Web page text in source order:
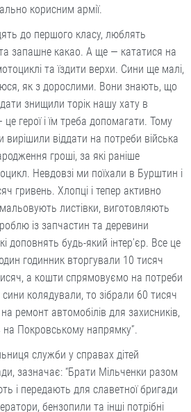
корисним армії.
до першого класу, люблять
запашне какао. А ще — кататися на
та їздити верхи. Сини ще малі,
як з дорослими. Вони знають, що
знищили торік нашу хату в
герої і їм треба допомагати. Тому
вирішили віддати на потреби війська
гроші, за які раніше
Невдовзі ми поїхали в Бурштин і
гривень. Хлопці і тепер активно
листівки, виготовляють
із запчастин та деревини
доповнять будь-який інтер’єр. Все це
годинник вторгували 10 тисяч
а кошти спрямовуємо на потреби
сини колядували, то зібрали 60 тисяч
ремонт автомобілів для захисників,
Покровському напрямку”.
служби у справах дітей
зазначає: “Брати Мільченки разом
і передають для славетної бригади
бензопили та інші потрібні